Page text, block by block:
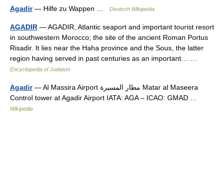
Agadir— Hilfe zu Wappen … Deutsch Wikipedia
AGADIR — AGADIR, Atlantic seaport and important tourist resort
in southwestern Morocco; the site of the ancient Roman Portus
Risadir. It lies near the Haha province and the Sous, the latter
region having served in past centuries as an important… …
Encyclopedia of Judaism
Agadir— Al Massira Airport مطار المسيرة Matar al Maseera
Control tower at Agadir Airport IATA: AGA – ICAO: GMAD …
Wikipedia